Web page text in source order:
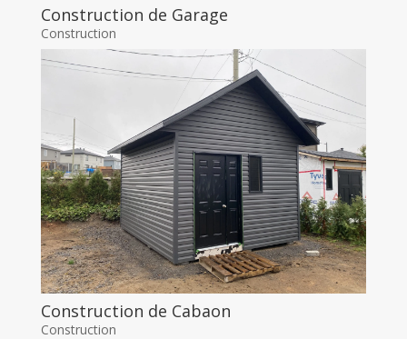
Construction de Garage
Construction
Construction de Cabaon
Construction